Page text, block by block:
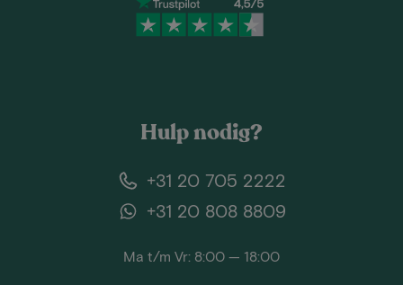
Hulp nodig?
+31 20 705 2222
+31 20 808 8809
Ma t/m Vr: 8:00 — 18:00